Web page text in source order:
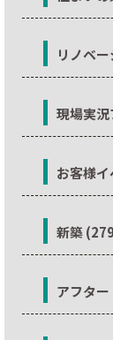
リノベ
現場実
お客様
新築
アフタ